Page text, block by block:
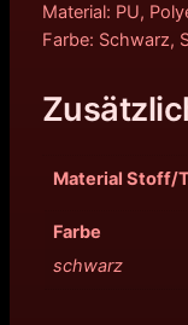
Material: PU,
Farbe: Schwarz,
Material Stoff/
Farbe
schwarz